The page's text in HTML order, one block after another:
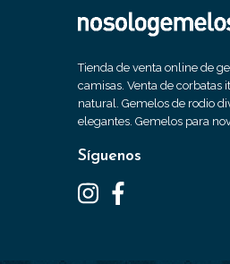
Tienda de venta online de
camisas. Venta de corbatas
natural. Gemelos de rodio
elegantes. Gemelos para
Síguenos